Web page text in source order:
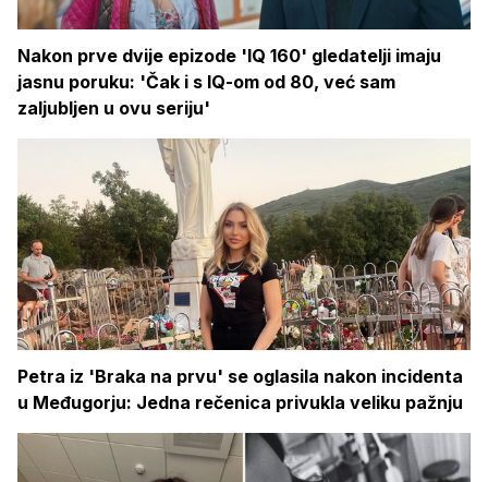
Nakon prve dvije epizode 'IQ 160' gledatelji imaju
jasnu poruku: 'Čak i s IQ-om od 80, već sam
zaljubljen u ovu seriju'
Petra iz 'Braka na prvu' se oglasila nakon incidenta
u Međugorju: Jedna rečenica privukla veliku pažnju